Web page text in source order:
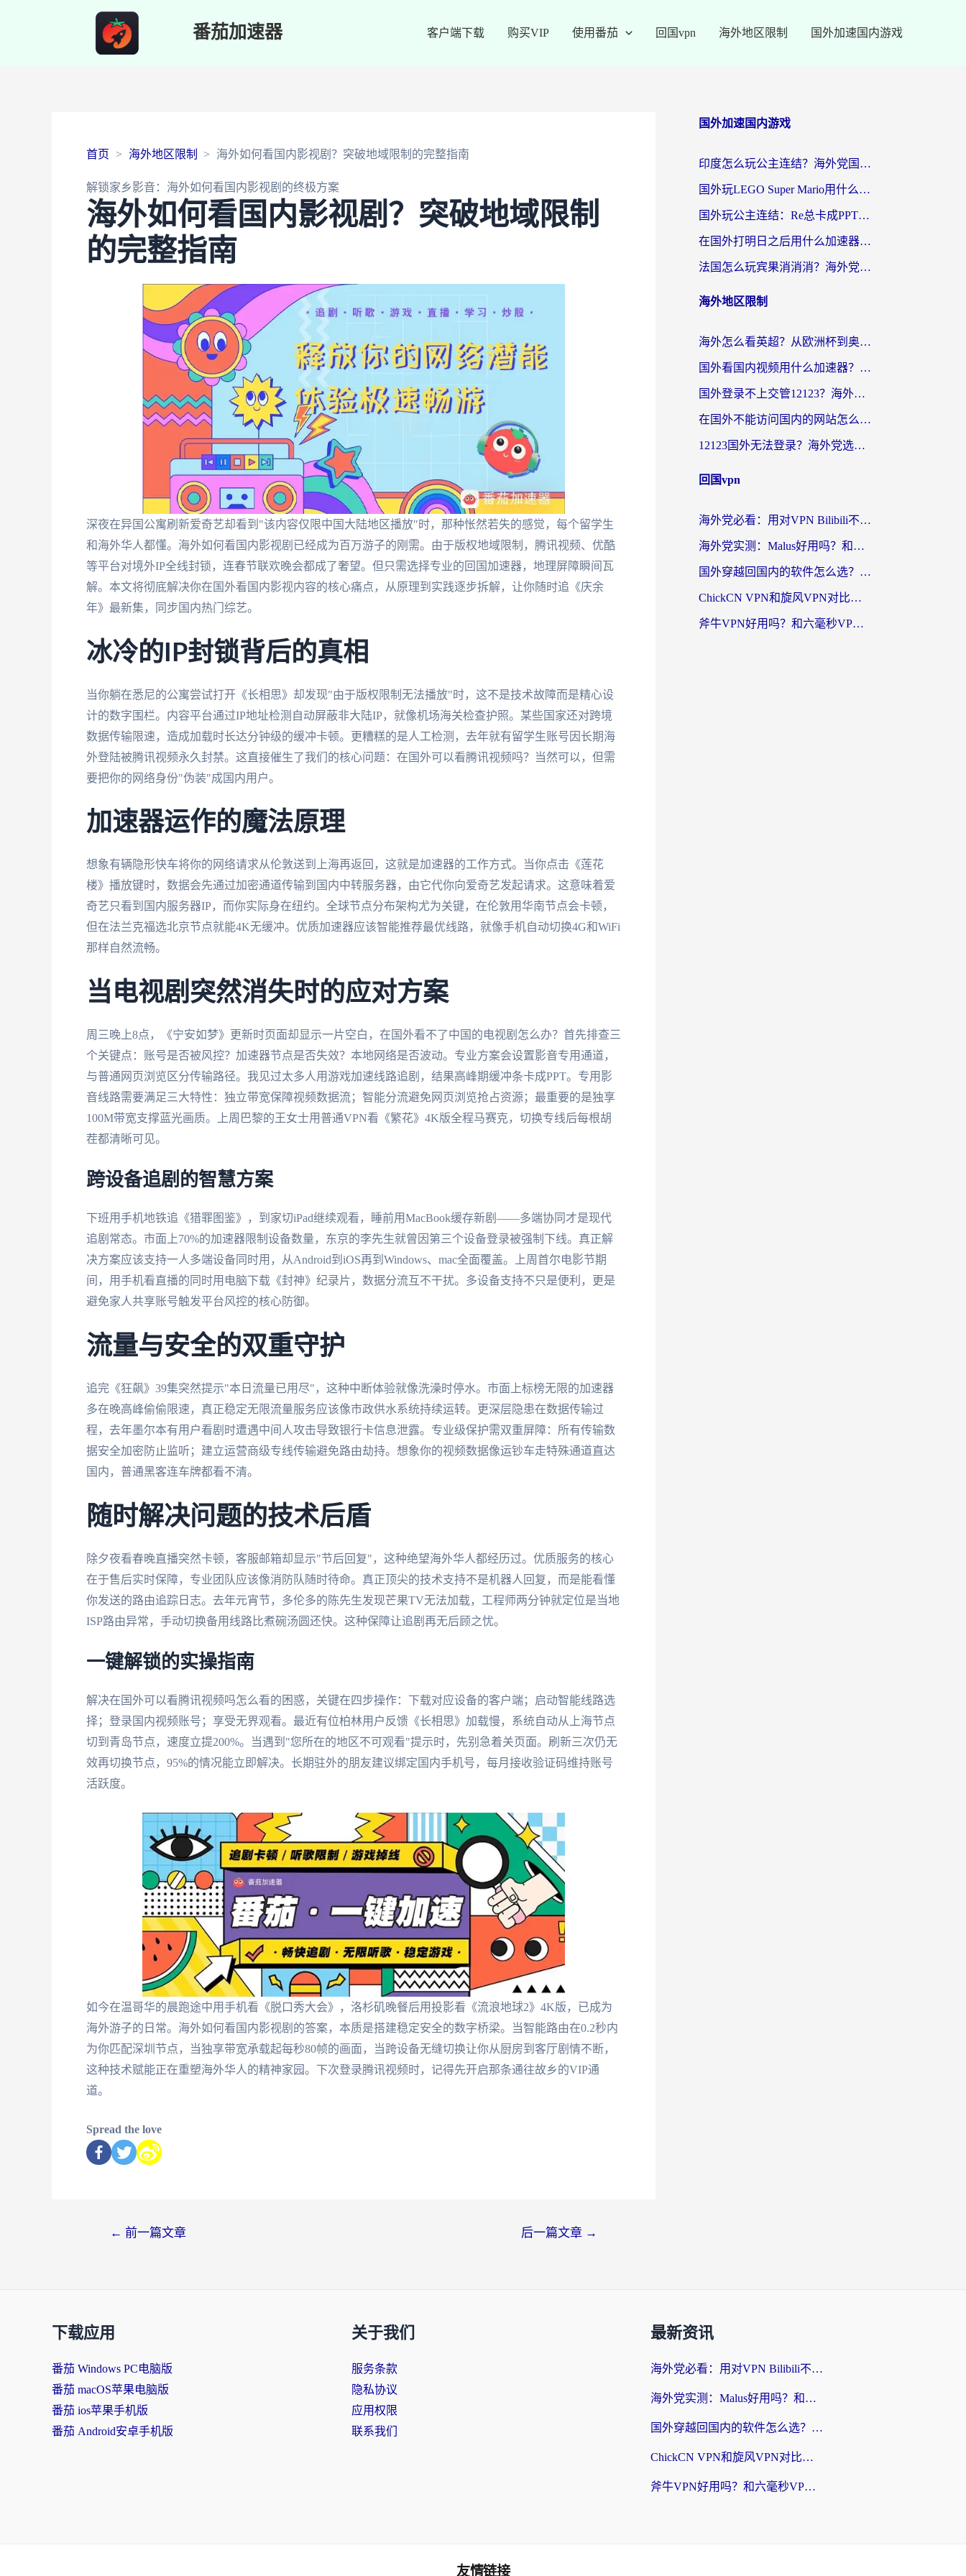
番茄加速器 客户端下载 购买VIP 使用番茄 回国vpn 海外地区限制 国外加速国内游戏
首页 海外地区限制 海外如何看国内影视剧？突破地域限制的完整指南
解锁家乡影音：海外如何看国内影视剧的终极方案
海外如何看国内影视剧？突破地域限制
的完整指南
深夜在异国公寓刷新爱奇艺却看到"该内容仅限中国大陆地区播放"时，那种怅然若失的感觉，每个留学生
和海外华人都懂。海外如何看国内影视剧已经成为百万游子的刚需。由于版权地域限制，腾讯视频、优酷
等平台对境外IP全线封锁，连春节联欢晚会都成了奢望。但只需选择专业的回国加速器，地理屏障瞬间瓦
解。本文将彻底解决你在国外看国内影视内容的核心痛点，从原理到实践逐步拆解，让你随时追《庆余
年》最新集，同步国内热门综艺。
冰冷的IP封锁背后的真相
当你躺在悉尼的公寓尝试打开《长相思》却发现"由于版权限制无法播放"时，这不是技术故障而是精心设
计的数字围栏。内容平台通过IP地址检测自动屏蔽非大陆IP，就像机场海关检查护照。某些国家还对跨境
数据传输限速，造成加载时长达分钟级的缓冲卡顿。更糟糕的是人工检测，去年就有留学生账号因长期海
外登陆被腾讯视频永久封禁。这直接催生了我们的核心问题：在国外可以看腾讯视频吗？当然可以，但需
要把你的网络身份"伪装"成国内用户。
加速器运作的魔法原理
想象有辆隐形快车将你的网络请求从伦敦送到上海再返回，这就是加速器的工作方式。当你点击《莲花
楼》播放键时，数据会先通过加密通道传输到国内中转服务器，由它代你向爱奇艺发起请求。这意味着爱
奇艺只看到国内服务器IP，而你实际身在纽约。全球节点分布架构尤为关键，在伦敦用华南节点会卡顿，
但在法兰克福选北京节点就能4K无缓冲。优质加速器应该智能推荐最优线路，就像手机自动切换4G和WiFi
那样自然流畅。
当电视剧突然消失时的应对方案
周三晚上8点，《宁安如梦》更新时页面却显示一片空白，在国外看不了中国的电视剧怎么办？首先排查三
个关键点：账号是否被风控？加速器节点是否失效？本地网络是否波动。专业方案会设置影音专用通道，
与普通网页浏览区分传输路径。我见过太多人用游戏加速线路追剧，结果高峰期缓冲条卡成PPT。专用影
音线路需要满足三大特性：独立带宽保障视频数据流；智能分流避免网页浏览抢占资源；最重要的是独享
100M带宽支撑蓝光画质。上周巴黎的王女士用普通VPN看《繁花》4K版全程马赛克，切换专线后每根胡
茬都清晰可见。
跨设备追剧的智慧方案
下班用手机地铁追《猎罪图鉴》，到家切iPad继续观看，睡前用MacBook缓存新剧——多端协同才是现代
追剧常态。市面上70%的加速器限制设备数量，东京的李先生就曾因第三个设备登录被强制下线。真正解
决方案应该支持一人多端设备同时用，从Android到iOS再到Windows、mac全面覆盖。上周首尔电影节期
间，用手机看直播的同时用电脑下载《封神》纪录片，数据分流互不干扰。多设备支持不只是便利，更是
避免家人共享账号触发平台风控的核心防御。
流量与安全的双重守护
追完《狂飙》39集突然提示"本日流量已用尽"，这种中断体验就像洗澡时停水。市面上标榜无限的加速器
多在晚高峰偷偷限速，真正稳定无限流量服务应该像市政供水系统持续运转。更深层隐患在数据传输过
程，去年墨尔本有用户看剧时遭遇中间人攻击导致银行卡信息泄露。专业级保护需双重屏障：所有传输数
据安全加密防止监听；建立运营商级专线传输避免路由劫持。想象你的视频数据像运钞车走特殊通道直达
国内，普通黑客连车牌都看不清。
随时解决问题的技术后盾
除夕夜看春晚直播突然卡顿，客服邮箱却显示"节后回复"，这种绝望海外华人都经历过。优质服务的核心
在于售后实时保障，专业团队应该像消防队随时待命。真正顶尖的技术支持不是机器人回复，而是能看懂
你发送的路由追踪日志。去年元宵节，多伦多的陈先生发现芒果TV无法加载，工程师两分钟就定位是当地
ISP路由异常，手动切换备用线路比煮碗汤圆还快。这种保障让追剧再无后顾之忧。
一键解锁的实操指南
解决在国外可以看腾讯视频吗怎么看的困惑，关键在四步操作：下载对应设备的客户端；启动智能线路选
择；登录国内视频账号；享受无界观看。最近有位柏林用户反馈《长相思》加载慢，系统自动从上海节点
切到青岛节点，速度立提200%。当遇到"您所在的地区不可观看"提示时，先别急着关页面。刷新三次仍无
效再切换节点，95%的情况能立即解决。长期驻外的朋友建议绑定国内手机号，每月接收验证码维持账号
活跃度。
如今在温哥华的晨跑途中用手机看《脱口秀大会》，洛杉矶晚餐后用投影看《流浪地球2》4K版，已成为
海外游子的日常。海外如何看国内影视剧的答案，本质是搭建稳定安全的数字桥梁。当智能路由在0.2秒内
为你匹配深圳节点，当独享带宽承载起每秒80帧的画面，当跨设备无缝切换让你从厨房到客厅剧情不断，
这种技术赋能正在重塑海外华人的精神家园。下次登录腾讯视频时，记得先开启那条通往故乡的VIP通
道。
Spread the love
← 前一篇文章 后一篇文章 →
国外加速国内游戏
印度怎么玩公主连结？海外党国服游戏加速终极指南（附仙境传说RO重生细胞优化技巧）
国外玩LEGO Super Mario用什么加速器？2026海外玩家亲测有效指南
国外玩公主连结：Re总卡成PPT？3步选对加速器，畅玩国服无压力
在国外打明日之后用什么加速器好一点？海外玩家亲测有效的国服游戏加速指南
法国怎么玩宾果消消消？海外党国服游戏加速器终极指南（附漫威召唤与合成解决办法）
海外地区限制
海外怎么看英超？从欧洲杯到奥运会，一份让你不卡壳的中文解说观看指南
国外看国内视频用什么加速器？留学生和海外华人的实用指南
国外登录不上交管12123？海外华人亲测有效的回国加速器选择指南
在国外不能访问国内的网站怎么办？海外党必看的无缝回国上网指南
12123国外无法登录？海外党选对回国加速器，轻松解决国内资源访问难题
回国vpn
海外党必看：用对VPN Bilibili不卡顿，英国玩国内游戏也丝滑——2026回国加速器选择指南
海外党实测：Malus好用吗？和雷霆哪个好？+ 3款热门加速器深度对比
国外穿越回国内的软件怎么选？3年海外党亲测实用指南，告别地域限制
ChickCN VPN和旋风VPN对比哪个回国效果更好？海外党实测回国内网神器指南
斧牛VPN好用吗？和六毫秒VPN对比哪个回国效果更好？海外党亲测实用指南
下载应用
番茄 Windows PC电脑版
番茄 macOS苹果电脑版
番茄 ios苹果手机版
番茄 Android安卓手机版
关于我们
服务条款
隐私协议
应用权限
联系我们
最新资讯
海外党必看：用对VPN Bilibili不卡顿，英国玩国内游戏也丝滑——2026回国加速器选择指南
海外党实测：Malus好用吗？和雷霆哪个好？+ 3款热门加速器深度对比
国外穿越回国内的软件怎么选？3年海外党亲测实用指南，告别地域限制
ChickCN VPN和旋风VPN对比哪个回国效果更好？海外党实测回国内网神器指南
斧牛VPN好用吗？和六毫秒VPN对比哪个回国效果更好？海外党亲测实用指南
友情链接